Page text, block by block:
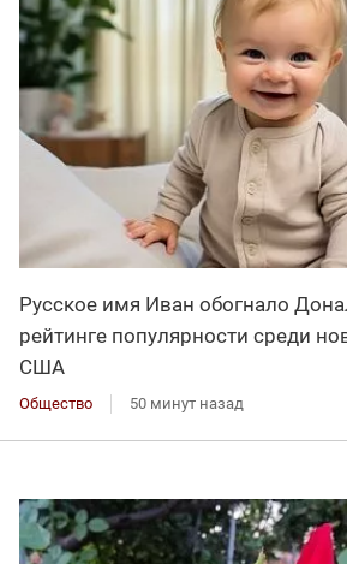
Русское имя Иван обогнало
рейтинге популярности среди
США
Общество 50 минут назад